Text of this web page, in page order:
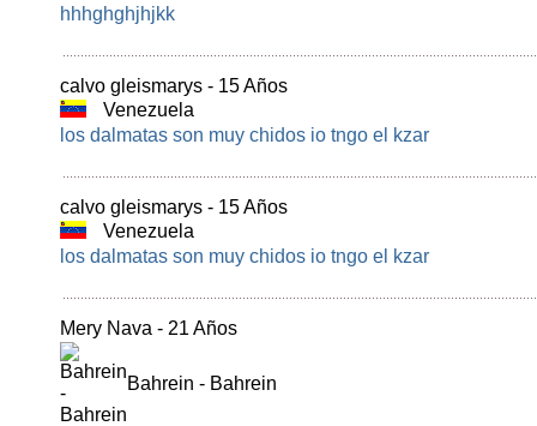
hhhghghjhjkk
calvo gleismarys - 15 Años
Venezuela
los dalmatas son muy chidos io tngo el kzar
calvo gleismarys - 15 Años
Venezuela
los dalmatas son muy chidos io tngo el kzar
Mery Nava - 21 Años
Bahrein - Bahrein